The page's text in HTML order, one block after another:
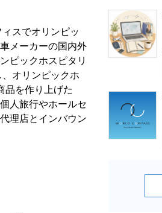
スでオリンピッ
メーカーの国内外
ピックホスピタリ
オリンピックホ
品を作り上げた
人旅行やホールセ
理店とインバウン